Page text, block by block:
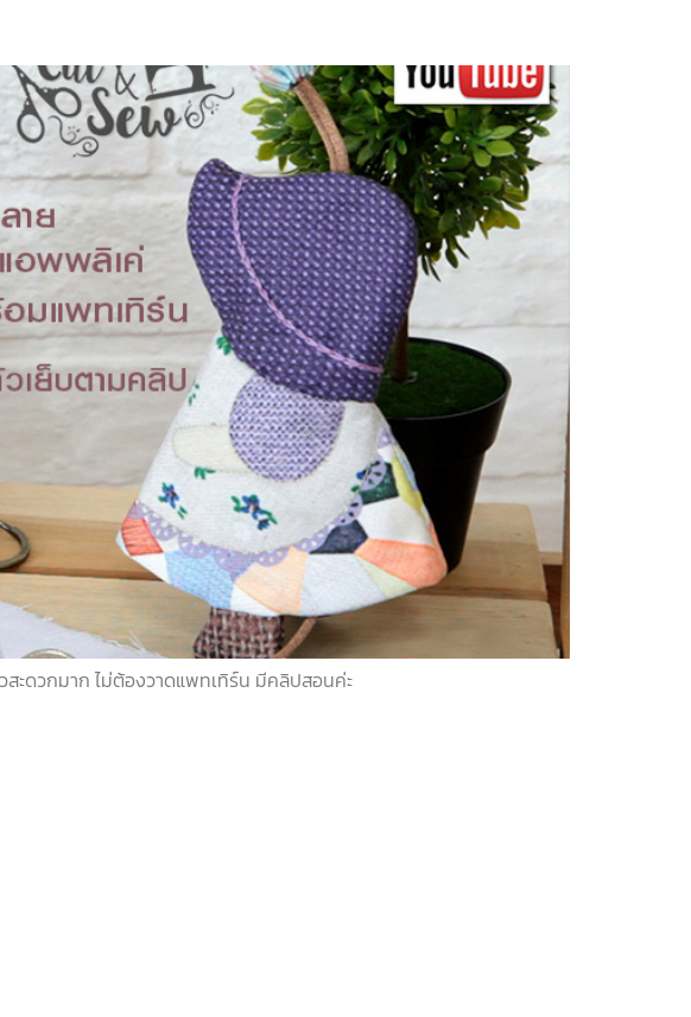
ะดวกมาก ไม่ต้องวาดแพทเทิร์น มีคลิปสอนค่ะ